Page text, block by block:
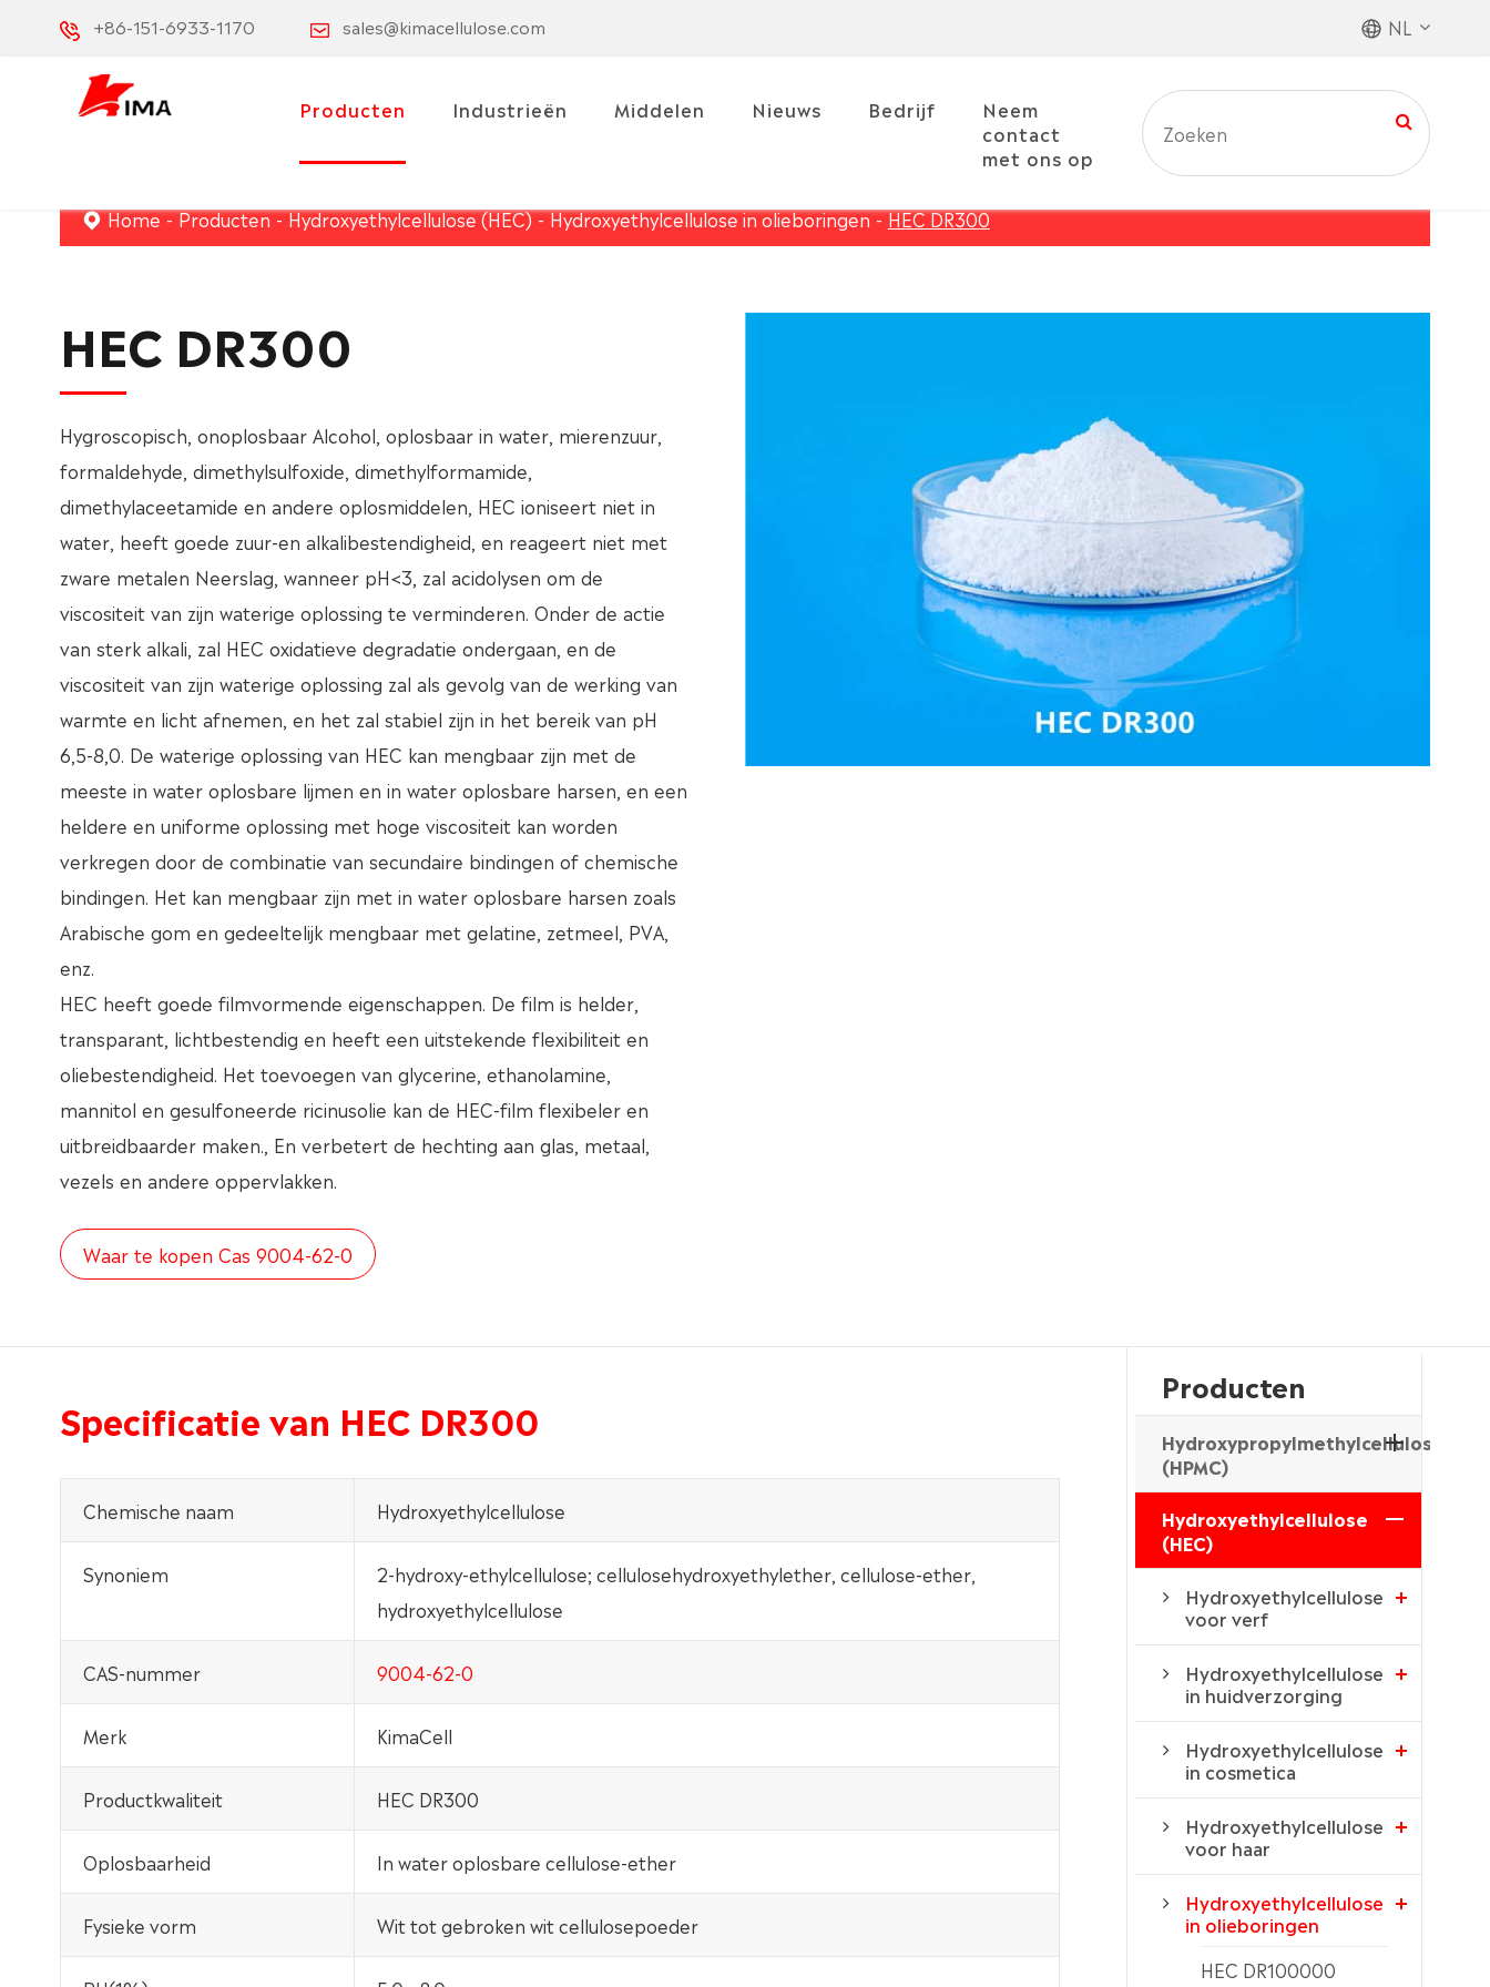
+86-151-6933-1170 sales@kimacellulose.com NL
Producten Industrieën Middelen Nieuws Bedrijf
Neem
contact
met ons op
Home Producten Hydroxyethylcellulose (HEC) Hydroxyethylcellulose in olieboringen HEC DR300
HEC DR300
Hygroscopisch, onoplosbaar Alcohol, oplosbaar in water, mierenzuur,
formaldehyde, dimethylsulfoxide, dimethylformamide,
dimethylaceetamide en andere oplosmiddelen, HEC ioniseert niet in
water, heeft goede zuur-en alkalibestendigheid, en reageert niet met
zware metalen Neerslag, wanneer pH<3, zal acidolysen om de
viscositeit van zijn waterige oplossing te verminderen. Onder de actie
van sterk alkali, zal HEC oxidatieve degradatie ondergaan, en de
viscositeit van zijn waterige oplossing zal als gevolg van de werking van
warmte en licht afnemen, en het zal stabiel zijn in het bereik van pH
6,5-8,0. De waterige oplossing van HEC kan mengbaar zijn met de
meeste in water oplosbare lijmen en in water oplosbare harsen, en een
heldere en uniforme oplossing met hoge viscositeit kan worden
verkregen door de combinatie van secundaire bindingen of chemische
bindingen. Het kan mengbaar zijn met in water oplosbare harsen zoals
Arabische gom en gedeeltelijk mengbaar met gelatine, zetmeel, PVA,
enz.
HEC heeft goede filmvormende eigenschappen. De film is helder,
transparant, lichtbestendig en heeft een uitstekende flexibiliteit en
oliebestendigheid. Het toevoegen van glycerine, ethanolamine,
mannitol en gesulfoneerde ricinusolie kan de HEC-film flexibeler en
uitbreidbaarder maken., En verbetert de hechting aan glas, metaal,
vezels en andere oppervlakken.
Waar te kopen Cas 9004-62-0
Specificatie van HEC DR300
Chemische naam Hydroxyethylcellulose
Synoniem
2-hydroxy-ethylcellulose; cellulosehydroxyethylether, cellulose-ether,
hydroxyethylcellulose
CAS-nummer 9004-62-0
Merk KimaCell
Productkwaliteit HEC DR300
Oplosbaarheid In water oplosbare cellulose-ether
Fysieke vorm Wit tot gebroken wit cellulosepoeder
Producten
Hydroxypropylmethylcellulose
(HPMC)
Hydroxyethylcellulose
(HEC)
Hydroxyethylcellulose
voor verf
Hydroxyethylcellulose
in huidverzorging
Hydroxyethylcellulose
in cosmetica
Hydroxyethylcellulose
voor haar
Hydroxyethylcellulose
in olieboringen
HEC DR100000